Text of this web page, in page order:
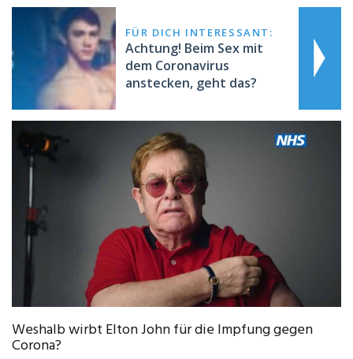
FÜR DICH INTERESSANT:
Achtung! Beim Sex mit
dem Coronavirus
anstecken, geht das?
Weshalb wirbt Elton John für die Impfung gegen
Corona?